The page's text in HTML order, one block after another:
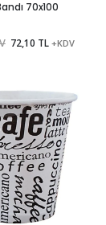
70x100
72,10 TL +KDV